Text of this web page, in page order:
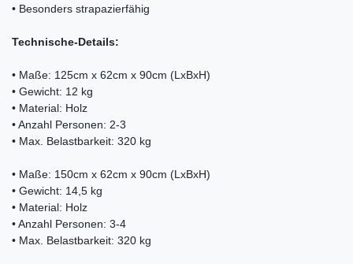
• Besonders strapazierfähig
Technische-Details:
• Maße: 125cm x 62cm x 90cm (LxBxH)
• Gewicht: 12 kg
• Material: Holz
• Anzahl Personen: 2-3
• Max. Belastbarkeit: 320 kg
• Maße: 150cm x 62cm x 90cm (LxBxH)
• Gewicht: 14,5 kg
• Material: Holz
• Anzahl Personen: 3-4
• Max. Belastbarkeit: 320 kg